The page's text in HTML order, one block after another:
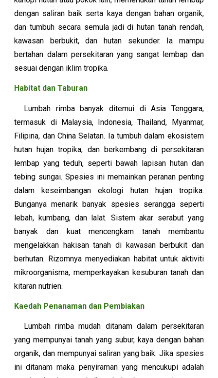
dengan saliran baik serta kaya dengan bahan organik,
dan tumbuh secara semula jadi di hutan tanah rendah,
kawasan berbukit, dan hutan sekunder. Ia mampu
bertahan dalam persekitaran yang sangat lembap dan
sesuai dengan iklim tropika.
Habitat dan Taburan
Lumbah rimba banyak ditemui di Asia Tenggara,
termasuk di Malaysia, Indonesia, Thailand, Myanmar,
Filipina, dan China Selatan. Ia tumbuh dalam ekosistem
hutan hujan tropika, dan berkembang di persekitaran
lembap yang teduh, seperti bawah lapisan hutan dan
tebing sungai. Spesies ini memainkan peranan penting
dalam keseimbangan ekologi hutan hujan tropika.
Bunganya menarik banyak spesies serangga seperti
lebah, kumbang, dan lalat. Sistem akar serabut yang
banyak dan kuat mencengkam tanah membantu
mengelakkan hakisan tanah di kawasan berbukit dan
berhutan. Rizomnya menyediakan habitat untuk aktiviti
mikroorganisma, memperkayakan kesuburan tanah dan
kitaran nutrien.
Kaedah Penanaman dan Pembiakan
Lumbah rimba mudah ditanam dalam persekitaran
yang mempunyai tanah yang subur, kaya dengan bahan
organik, dan mempunyai saliran yang baik. Jika spesies
ini ditanam maka penyiraman yang mencukupi adalah